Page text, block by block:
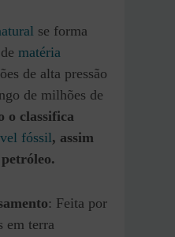
se forma
matéria
de alta pressão
de milhões de
o classifica
fóssil, assim
: Feita por
em terra